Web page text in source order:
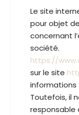
Le site
pour objet
concernant
société.
https://
sur le site
informations
Toutefois, il
responsable